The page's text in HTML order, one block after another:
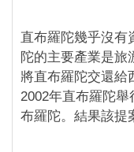
直布羅陀幾乎沒有
陀的主要產業是旅
將直布羅陀交還給
2002年直布羅陀
布羅陀。結果該提